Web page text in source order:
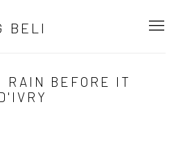
BELI
RAIN BEFORE IT